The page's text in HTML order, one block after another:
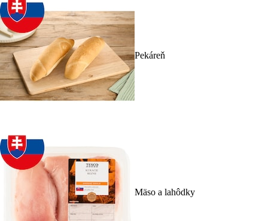
Pekáreň
Mäso a lahôdky